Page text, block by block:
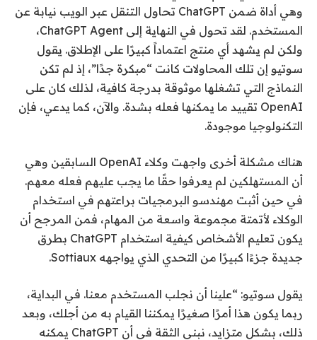
وهي أداة ضمن ChatGPT تحاول التنقل عبر الويب نيابة عن
المستخدم. لقد تحول في النهاية إلى ChatGPT Agent،
ولكن لم يشهد أي منتج اعتماداً كبيرًا على الإطلاق. يقول
سوتيو إن تلك المحاولات كانت “مبكرة جدًا”، إذ لم تكن
النماذج التي تشغلها موثوقة بدرجة كافية، لذلك كان على
OpenAI تقييد ما يمكنها فعله بشدة. والآن، كما يدعي، فإن
التكنولوجيا موجودة.
هناك مشكلة أخرى واجهت وكلاء OpenAI السابقين وهي
أن المستهلكين لم يعرفوا حقًا ما يجب عليهم فعله معهم.
في حين أثبت مهندسو البرمجيات براعتهم في استخدام
الوكلاء لأتمتة مجموعة واسعة من المهام، فمن المرجح أن
يكون تعليم الأشخاص كيفية استخدام ChatGPT بطرق
جديدة جزءًا كبيرًا من التحدي الذي يواجهه Sottiaux.
يقول سوتيو: “علينا أن نجلب المستخدم معنا. في البداية،
ربما يكون هذا أمرًا صغيرًا يمكننا القيام به من أجلك، وبعد
ذلك، بشكل متزايد، نبني الثقة في أن ChatGPT يمكنه